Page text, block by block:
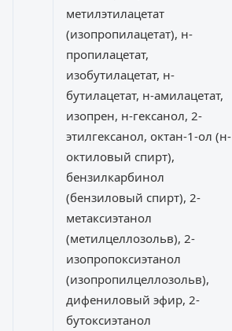
метилэтилацетат
(изопропилацетат), н-
пропилацетат,
изобутилацетат, н-
бутилацетат, н-амилацетат,
изопрен, н-гексанол, 2-
этилгексанол, октан-1-ол (н-
октиловый спирт),
бензилкарбинол
(бензиловый спирт), 2-
метаксиэтанол
(метилцеллозольв), 2-
изопропоксиэтанол
(изопропилцеллозольв),
дифениловый эфир, 2-
бутоксиэтанол